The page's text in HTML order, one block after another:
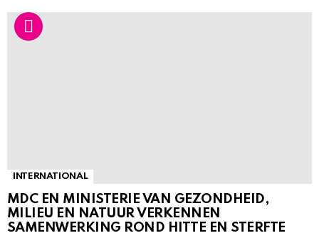
INTERNATIONAL
MDC EN MINISTERIE VAN GEZONDHEID,
MILIEU EN NATUUR VERKENNEN
SAMENWERKING ROND HITTE EN STERFTE